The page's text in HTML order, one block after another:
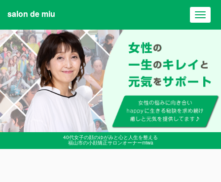
40代女子の顔のゆがみと心と人生を整える
福山市の小顔矯正サロンオーナーmiwa
salon de miu